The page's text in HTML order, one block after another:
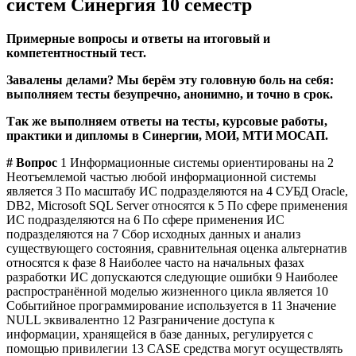
систем Синергия 10 семестр
Примерные вопросы и ответы на итоговый и
компетентностный тест.
Завалены делами? Мы берём эту головную боль на себя:
выполняем тесты безупречно, анонимно, и точно в срок.
Так же выполняем ответы на тесты, курсовые работы,
практики и дипломы в Синергии, МОИ, МТИ МОСАП.
# Вопрос 1 Информационные системы ориентированы на 2
Неотъемлемой частью любой информационной системы
является 3 По масштабу ИС подразделяются на 4 СУБД Oracle,
DB2, Microsoft SQL Server относятся к 5 По сфере применения
ИС подразделяются на 6 По сфере применения ИС
подразделяются на 7 Сбор исходных данных и анализ
существующего состояния, сравнительная оценка альтернатив
относятся к фазе 8 Наиболее часто на начальных фазах
разработки ИС допускаются следующие ошибки 9 Наиболее
распространённой моделью жизненного цикла является 10
Событийное программирование используется в 11 Значение
NULL эквивалентно 12 Разграничение доступа к
информации, хранящейся в базе данных, регулируется с
помощью привилегии 13 CASE средства могут осуществлять